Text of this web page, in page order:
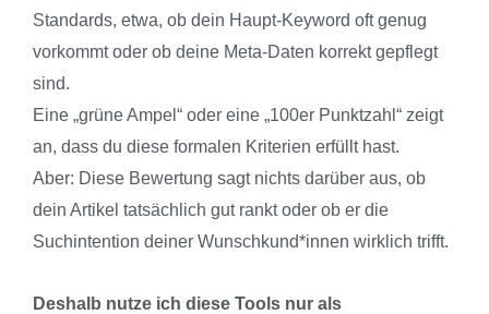
Standards, etwa, ob dein Haupt-Keyword oft genug
vorkommt oder ob deine Meta-Daten korrekt gepflegt
sind.
Eine „grüne Ampel“ oder eine „100er Punktzahl“ zeigt
an, dass du diese formalen Kriterien erfüllt hast.
Aber: Diese Bewertung sagt nichts darüber aus, ob
dein Artikel tatsächlich gut rankt oder ob er die
Suchintention deiner Wunschkund*innen wirklich trifft.
Deshalb nutze ich diese Tools nur als